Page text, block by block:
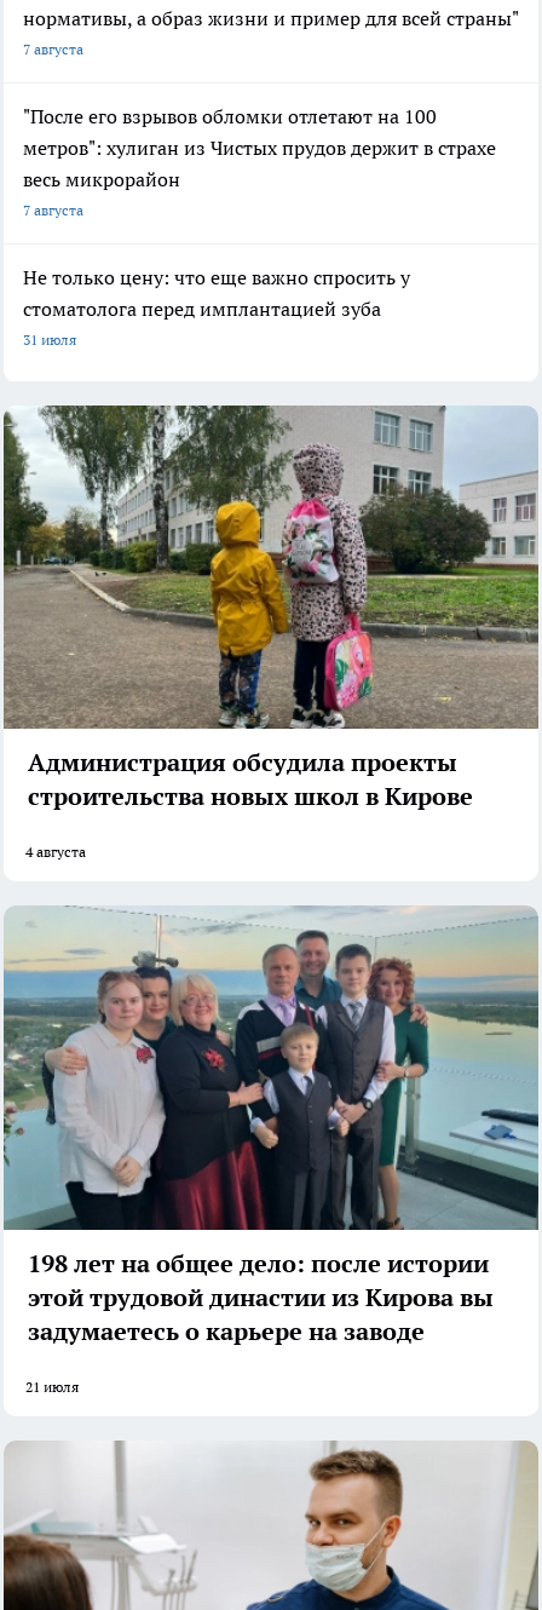
нормативы, а образ жизни и пример для всей страны"
7 августа
"После его взрывов обломки отлетают на 100
метров": хулиган из Чистых прудов держит в страхе
весь микрорайон
7 августа
Не только цену: что еще важно спросить у
стоматолога перед имплантацией зуба
31 июля
Администрация обсудила проекты
строительства новых школ в Кирове
4 августа
198 лет на общее дело: после истории
этой трудовой династии из Кирова вы
задумаетесь о карьере на заводе
21 июля